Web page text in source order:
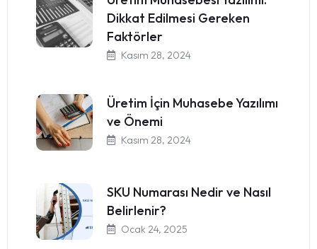
Dikkat Edilmesi Gereken
Faktörler
Kasım 28, 2024
Üretim İçin Muhasebe Yazılımı
ve Önemi
Kasım 28, 2024
SKU Numarası Nedir ve Nasıl
Belirlenir?
Ocak 24, 2025